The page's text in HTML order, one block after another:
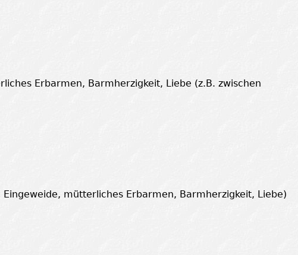
Erbarmen, Barmherzigkeit, Liebe (z.B. zwischen
mütterliches Erbarmen, Barmherzigkeit, Liebe)